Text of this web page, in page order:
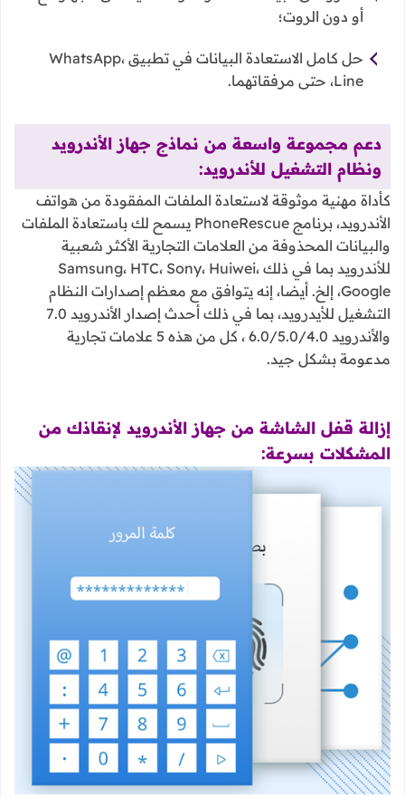
أو دون الروت؛
حل كامل الاستعادة البيانات في تطبيق WhatsApp،
Line، حتى مرفقاتهما.
دعم مجموعة واسعة من نماذج جهاز الأندرويد
ونظام التشغيل للأندرويد:
كأداة مهنية موثوقة لاستعادة الملفات المفقودة من هواتف
الأندرويد، برنامج PhoneRescue يسمح لك باستعادة الملفات
والبيانات المحذوفة من العلامات التجارية الأكثر شعبية
للأندرويد بما في ذلك Samsung، HTC، Sony، Huiwei،
Google، إلخ. أيضا، إنه يتوافق مع معظم إصدارات النظام
التشغيل للأيدرويد، بما في ذلك أحدث إصدار الأندرويد 7.0
والأندرويد 6.0/5.0/4.0 ، كل من هذه 5 علامات تجارية
مدعومة بشكل جيد.
إزالة قفل الشاشة من جهاز الأندرويد لإنقاذك من
المشكلات بسرعة: